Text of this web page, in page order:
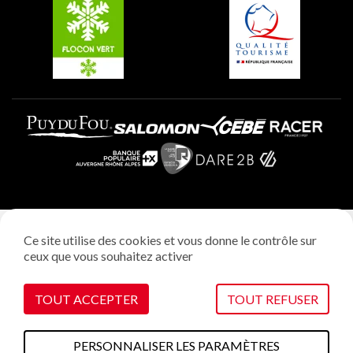
Plagne Aime 2000
Gestion des cookies
Ce site utilise des cookies et vous donne le contrôle sur
ceux que vous souhaitez activer
TOUT ACCEPTER TOUT REFUSER
PERSONNALISER LES PARAMÈTRES